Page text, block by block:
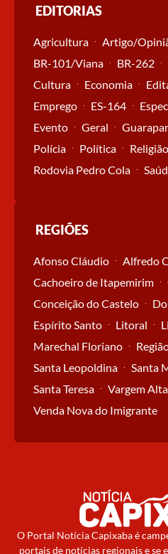
EDITORIAS
Agricultura Artigo/
BR-101/Viana
BR-262
Cultura
Economia
Emprego
ES-164
Evento
Geral
Polícia
Política
Religião
Rodovia Pedro Cola
REGIÕES
Afonso Cláudio Alfredo
Cachoeiro de Itapemirim
Conceição do Castelo
Espírito Santo
Litoral
Marechal Floriano
Santa Leopoldina
Santa
Santa Teresa
Vargem Alta
Venda Nova do Imigrante
O Portal Notícia Capixaba é
portais de notícias regionais e se